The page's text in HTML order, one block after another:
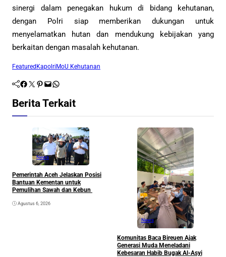
sinergi dalam penegakan hukum di bidang kehutanan,
dengan Polri siap memberikan dukungan untuk
menyelamatkan hutan dan mendukung kebijakan yang
berkaitan dengan masalah kehutanan.
FeaturedKapolriMoU Kehutanan
Facebook Twitter Pinterest Mail WhatsApp
Berita Terkait
News
Pemerintah Aceh Jelaskan Posisi
Bantuan Kementan untuk
Pemulihan Sawah dan Kebun
Agustus 6, 2026
News
Komunitas Baca Bireuen Ajak
Generasi Muda Meneladani
Kebesaran Habib Bugak Al-Asyi